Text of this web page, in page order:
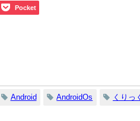
Pocket
Android AndroidOs くりっ